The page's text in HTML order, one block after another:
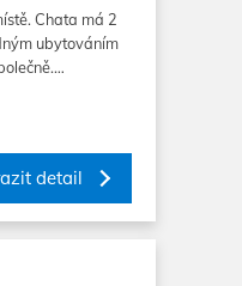
Chata má 2
ubytováním
detail